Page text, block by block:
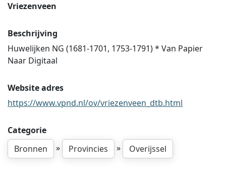
Vriezenveen
Beschrijving
Huwelijken NG (1681-1701, 1753-1791) * Van Papier
Naar Digitaal
Website adres
https://www.vpnd.nl/ov/vriezenveen_dtb.html
Categorie
Bronnen
» Provincies » Overijssel